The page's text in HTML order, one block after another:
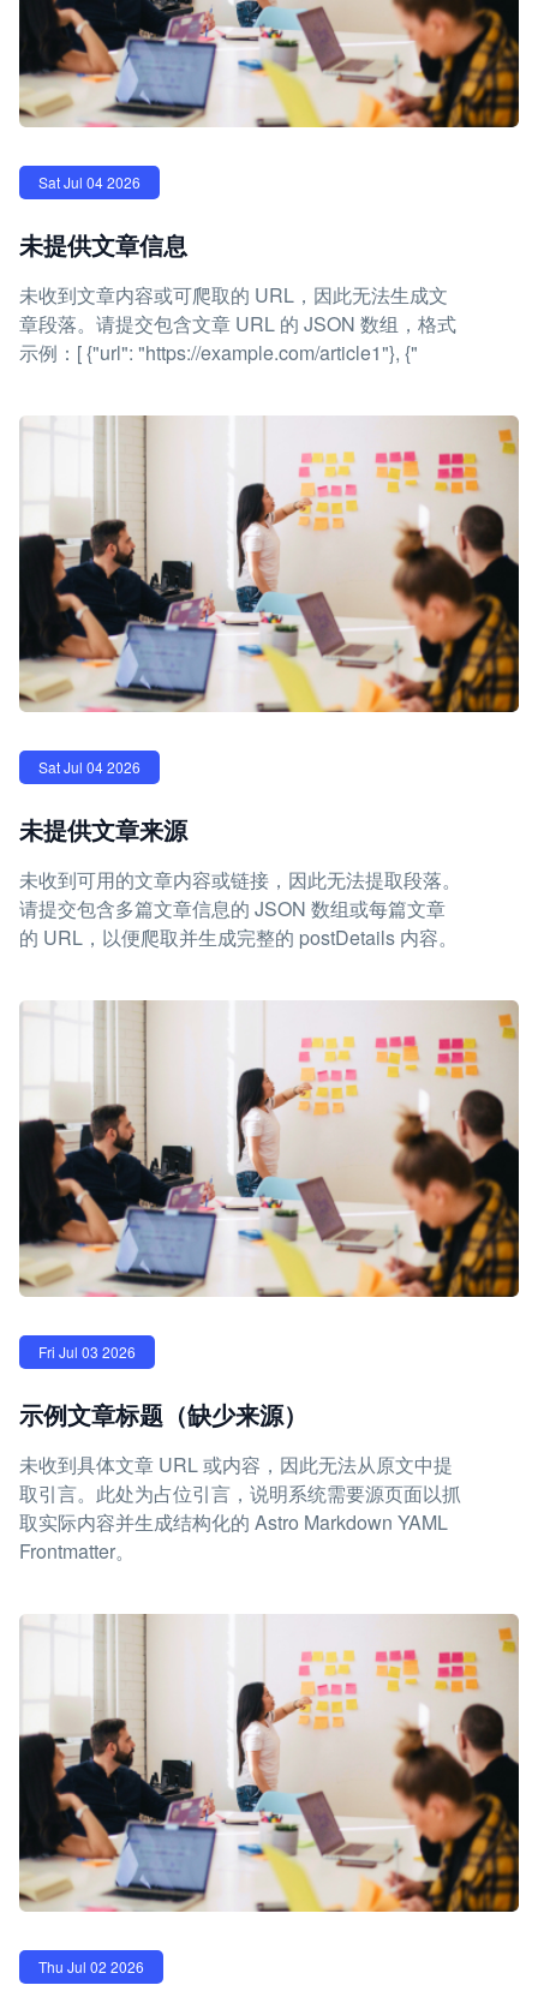
Sat Jul 04 2026
未提供文章信息
未收到文章内容或可爬取的 URL，因此无法生成文
章段落。请提交包含文章 URL 的 JSON 数组，格式
示例：[ {"url": "https://example.com/article1"}, {"
Sat Jul 04 2026
未提供文章来源
未收到可用的文章内容或链接，因此无法提取段落。
请提交包含多篇文章信息的 JSON 数组或每篇文章
的 URL，以便爬取并生成完整的 postDetails 内容。
Fri Jul 03 2026
示例文章标题（缺少来源）
未收到具体文章 URL 或内容，因此无法从原文中提
取引言。此处为占位引言，说明系统需要源页面以抓
取实际内容并生成结构化的 Astro Markdown YAML
Frontmatter。
Thu Jul 02 2026